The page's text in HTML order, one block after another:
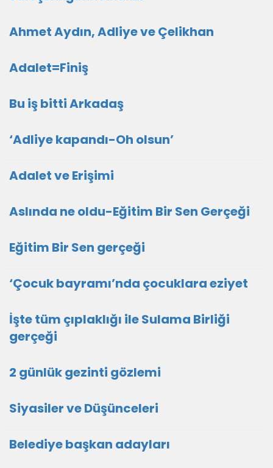
Ahmet Aydın, Adliye ve Çelikhan
Adalet=Finiş
Bu iş bitti Arkadaş
‘Adliye kapandı-Oh olsun’
Adalet ve Erişimi
Aslında ne oldu-Eğitim Bir Sen Gerçeği
Eğitim Bir Sen gerçeği
‘Çocuk bayramı’nda çocuklara eziyet
İşte tüm çıplaklığı ile Sulama Birliği
gerçeği
2 günlük gezinti gözlemi
Siyasiler ve Düşünceleri
Belediye başkan adayları